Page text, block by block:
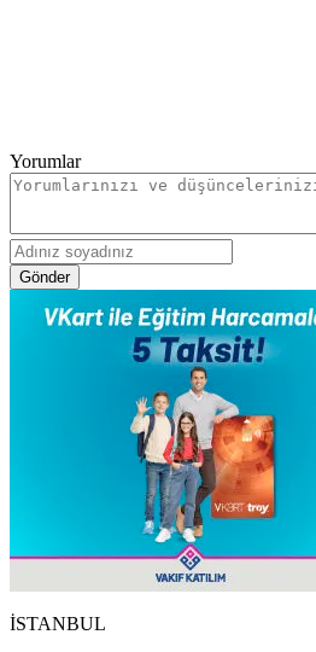
Yorumlar
Gönder
İSTANBUL